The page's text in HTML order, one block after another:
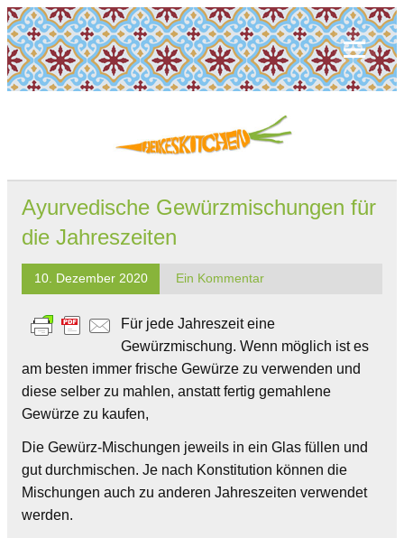
Ayurvedische Gewürzmischungen für
die Jahreszeiten
10. Dezember 2020 Ein Kommentar
Für jede Jahreszeit eine
Gewürzmischung. Wenn möglich ist es
am besten immer frische Gewürze zu verwenden und
diese selber zu mahlen, anstatt fertig gemahlene
Gewürze zu kaufen,
Die Gewürz-Mischungen jeweils in ein Glas füllen und
gut durchmischen. Je nach Konstitution können die
Mischungen auch zu anderen Jahreszeiten verwendet
werden.